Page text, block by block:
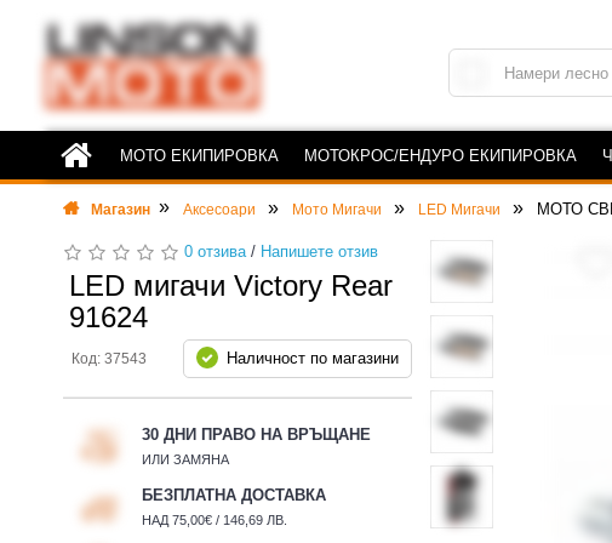
МОТО ЕКИПИРОВКА МОТОКРОС/ЕНДУРО ЕКИПИРОВКА
Магазин Аксесоари Мото Мигачи LED Мигачи МОТО
0 отзива/ Напишете отзив
LED мигачи Victory Rear
91624
Код: 37543 Наличност по магазини
30 ДНИ ПРАВО НА ВРЪЩАНЕ
ИЛИ ЗАМЯНА
БЕЗПЛАТНА ДОСТАВКА
НАД 75,00€ / 146,69 ЛВ.